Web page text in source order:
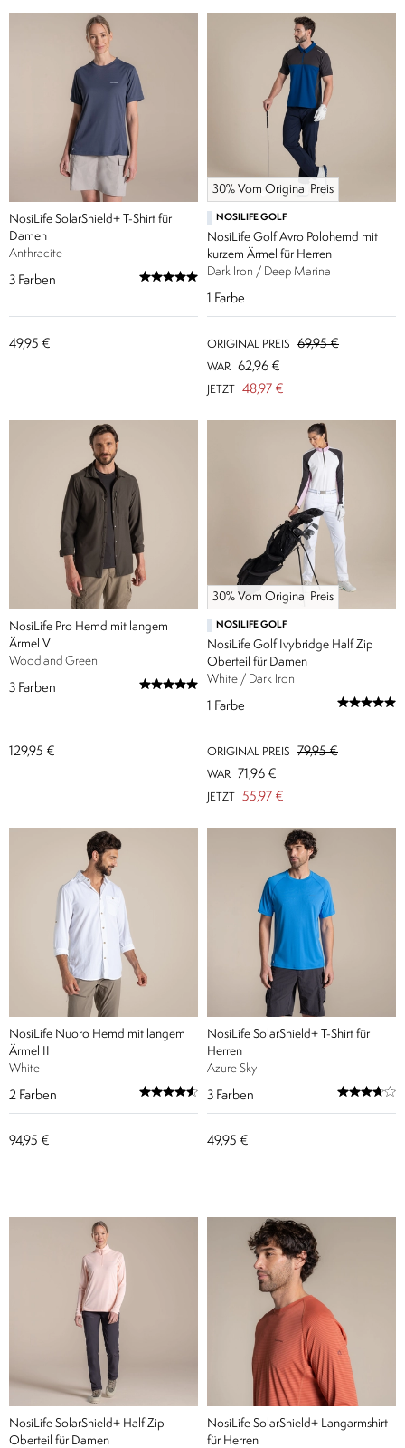
NosiLife SolarShield+ T-Shirt für
Damen
Anthracite
3 Farben
49,95 €
30% Vom Original Preis
NOSILIFE GOLF
NosiLife Golf Avro Polohemd mit
kurzem Ärmel für Herren
Dark Iron / Deep Marina
1 Farbe
ORIGINAL PREIS 69,95 €
WAR 62,96 €
JETZT 48,97 €
NosiLife Pro Hemd mit langem
Ärmel V
Woodland Green
3 Farben
129,95 €
30% Vom Original Preis
NOSILIFE GOLF
NosiLife Golf Ivybridge Half Zip
Oberteil für Damen
White / Dark Iron
1 Farbe
ORIGINAL PREIS 79,95 €
WAR 71,96 €
JETZT 55,97 €
NosiLife Nuoro Hemd mit langem
Ärmel II
White
2 Farben
94,95 €
NosiLife SolarShield+ T-Shirt für
Herren
Azure Sky
3 Farben
49,95 €
NosiLife SolarShield+ Half Zip
Oberteil für Damen
NosiLife SolarShield+ Langarmshirt
für Herren